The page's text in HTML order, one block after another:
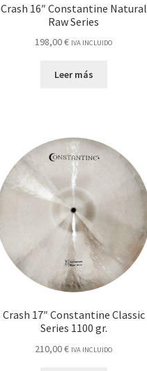
Crash 16″ Constantine Natural
Raw Series
198,00€ IVA INCLUIDO
Leer más
Crash 17″ Constantine Classic
Series 1100 gr.
210,00€ IVA INCLUIDO